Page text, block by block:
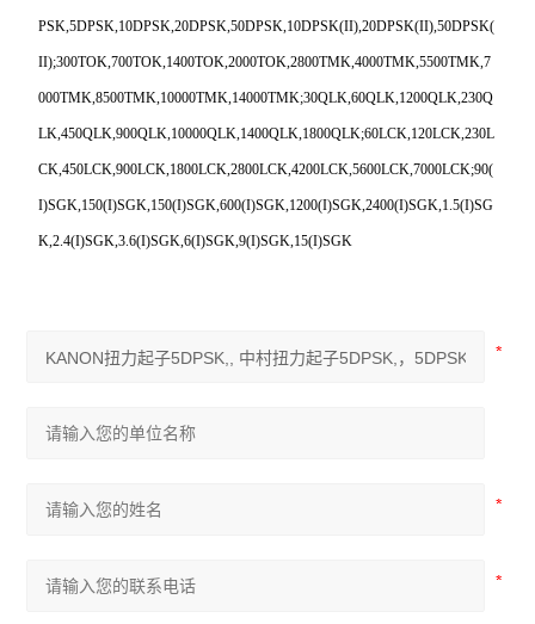
PSK,5DPSK,10DPSK,20DPSK,50DPSK,10DPSK(II),20DPSK(II),50DPSK(
II);300TOK,700TOK,1400TOK,2000TOK,2800TMK,4000TMK,5500TMK,7
000TMK,8500TMK,10000TMK,14000TMK;30QLK,60QLK,1200QLK,230Q
LK,450QLK,900QLK,10000QLK,1400QLK,1800QLK;60LCK,120LCK,230L
CK,450LCK,900LCK,1800LCK,2800LCK,4200LCK,5600LCK,7000LCK;90(
I)SGK,150(I)SGK,150(I)SGK,600(I)SGK,1200(I)SGK,2400(I)SGK,1.5(I)SG
K,2.4(I)SGK,3.6(I)SGK,6(I)SGK,9(I)SGK,15(I)SGK